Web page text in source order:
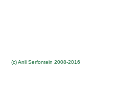
(c) Anli Serfontein 2008-2016